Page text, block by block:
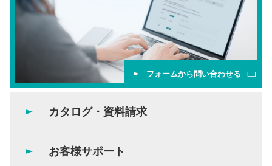
フォームから問い合わせる
カタログ・資料請求
お客様サポート